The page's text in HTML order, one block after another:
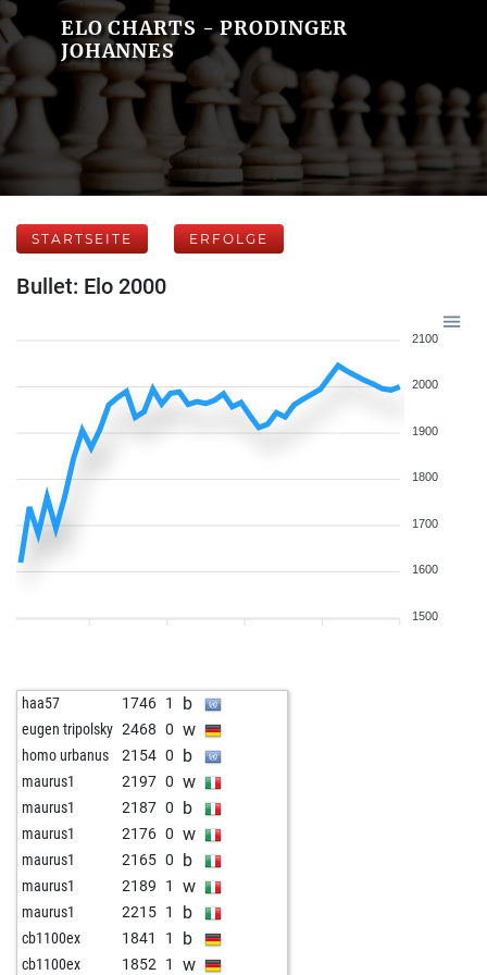
ELO CHARTS - PRODINGER
JOHANNES
STARTSEITE ERFOLGE
Bullet: Elo 2000
2100
2000
1900
1800
1700
1600
1500
haa57 1746 1 b
eugen tripolsky 2468 0 w
homo urbanus 2154 0 b
maurus1 2197 0 w
maurus1 2187 0 b
maurus1 2176 0 w
maurus1 2165 0 b
maurus1 2189 1 w
maurus1 2215 1 b
cb1100ex 1841 1 b
cb1100ex 1852 1 w